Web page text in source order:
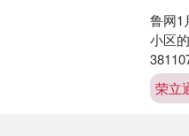
鲁网1
小区
里地
多次
荣立